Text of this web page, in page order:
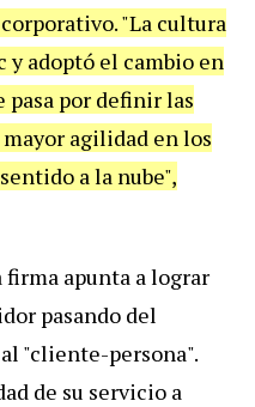
"La cultura
adoptó el cambio en
pasa por definir las
agilidad en los
a la nube",
apunta a lograr
pasando del
"cliente-persona".
de su servicio a